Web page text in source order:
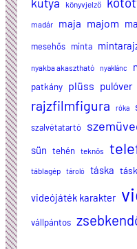
könyvjelző
madár maja majom
mesehős minta
nyakba akasztható nyaklánc
patkány plüss pulóver
rajzfilmfigura róka
szalvétatartó
sün tehén teknős
táblagép tároló táska
videójáték karakter
vállpántos